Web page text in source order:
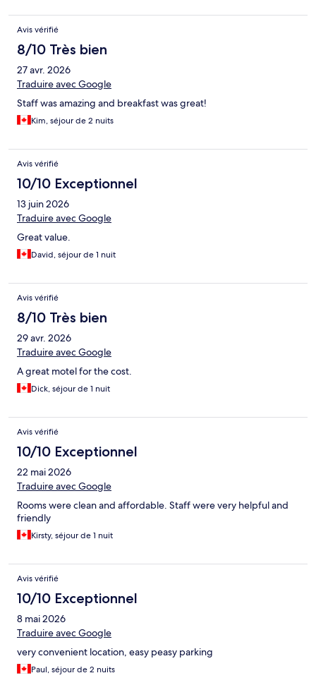
Avis vérifié
8/10 Très bien
27 avr. 2026
Traduire avec Google
Staff was amazing and breakfast was great!
Kim, séjour de 2 nuits
Avis vérifié
10/10 Exceptionnel
13 juin 2026
Traduire avec Google
Great value.
David, séjour de 1 nuit
Avis vérifié
8/10 Très bien
29 avr. 2026
Traduire avec Google
A great motel for the cost.
Dick, séjour de 1 nuit
Avis vérifié
10/10 Exceptionnel
22 mai 2026
Traduire avec Google
Rooms were clean and affordable. Staff were very helpful and
friendly
Kirsty, séjour de 1 nuit
Avis vérifié
10/10 Exceptionnel
8 mai 2026
Traduire avec Google
very convenient location, easy peasy parking
Paul, séjour de 2 nuits